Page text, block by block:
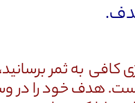
کافی به ثمر
خود را در وسط